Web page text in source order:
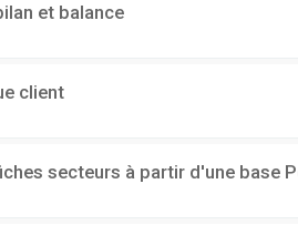
et balance
client
secteurs à partir d'une base